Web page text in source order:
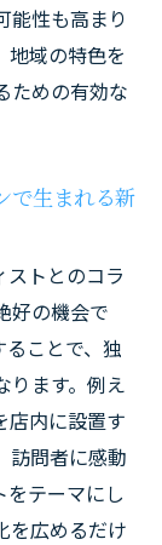
能性も高まり
地域の特色を
ための有効な
で生まれる新
ストとのコラ
好の機会で
ことで、独
ります。例え
店内に設置す
訪問者に感動
をテーマにし
を広めるだけ